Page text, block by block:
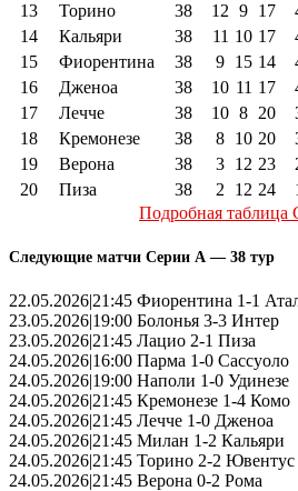
13
Торино 38 12 9 17
14
Кальяри 38 11 10 17
15
Фиорентина 38 9 15 14
16
Дженоа 38 10 11 17
17
Лечче 38 10 8 20
18
Кремонезе 38 8 10 20
19
Верона 38 3 12 23
20
Пиза 38 2 12 24
Подробная таблица
Следующие матчи Серии А — 38 тур
22.05.2026|21:45 Фиорентина 1-1
23.05.2026|19:00 Болонья 3-3 Интер
23.05.2026|21:45 Лацио 2-1 Пиза
24.05.2026|16:00 Парма 1-0 Сассуоло
24.05.2026|19:00 Наполи 1-0 Удинезе
24.05.2026|21:45 Кремонезе 1-4 Комо
24.05.2026|21:45 Лечче 1-0 Дженоа
24.05.2026|21:45 Милан 1-2 Кальяри
24.05.2026|21:45 Торино 2-2 Ювентус
24.05.2026|21:45 Верона 0-2 Рома